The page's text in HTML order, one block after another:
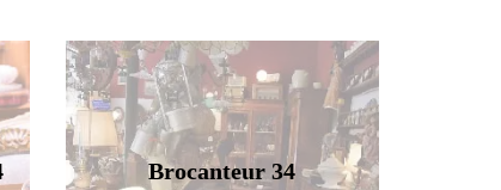
Brocanteur 34